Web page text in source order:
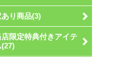
あり商品(3)
店限定特典付きアイテ
(27)